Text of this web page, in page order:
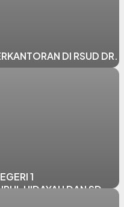
DI RSUD DR.
1
HIDAYAH DAN SD